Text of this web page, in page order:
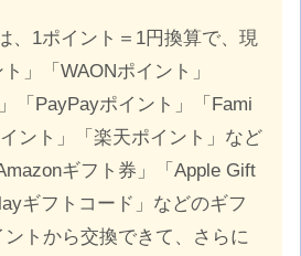
、1ポイント＝1円換算で、現
」「WAONポイント」
「PayPayポイント」「Fami
ント」「楽天ポイント」など
ギフト券」「Apple Gift
ギフトコード」などのギフ
ントから交換できて、さらに